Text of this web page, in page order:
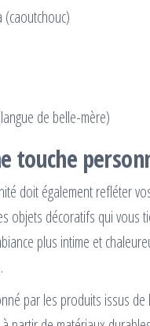
(caoutchouc)
de belle-mère)
touche
doit également refléter
objets décoratifs qui
plus intime et
par les produits issus